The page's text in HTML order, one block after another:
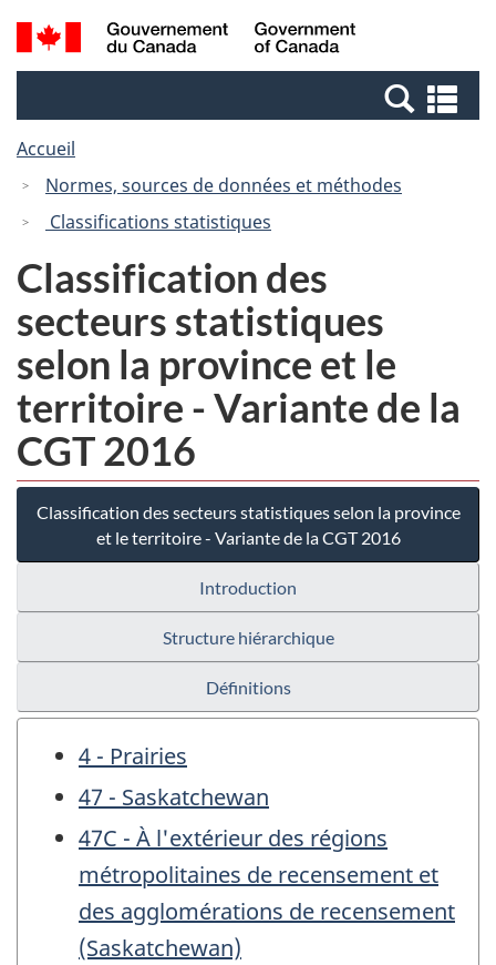
Passer
au
Passer
à
Canada
Recherche
et
et
Accueil
Normes, sources de données et méthodes
Classifications statistiques
Classification des
secteurs statistiques
selon la province et le
territoire - Variante de la
CGT 2016
Classification des secteurs statistiques selon la province
et le territoire - Variante de la CGT 2016
Introduction
Structure hiérarchique
Définitions
4 - Prairies
47 - Saskatchewan
47C - À l'extérieur des régions
métropolitaines de recensement et
des agglomérations de recensement
(Saskatchewan)